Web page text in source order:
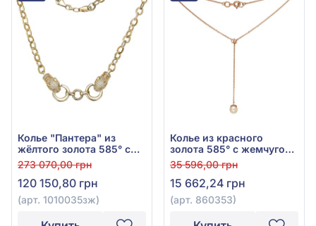
Колье "Пантера" из
жёлтого золота 585° с
зелёным фианитом и
фианитом, арт.
1010035зж
273 070,00 грн
120 150,80 грн
(арт. 1010035зж)
Колье из красного
золота 585° с жемчугом,
арт. 860353
35 596,00 грн
15 662,24 грн
(арт. 860353)